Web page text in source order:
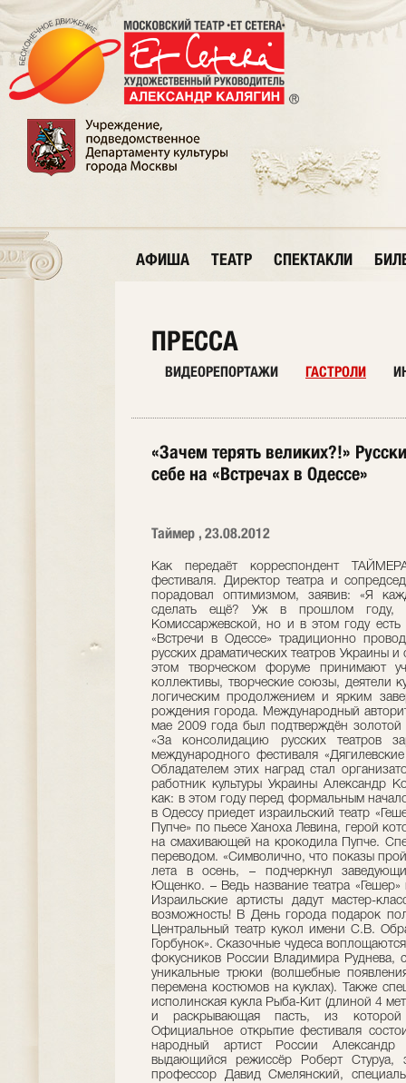
АФИША ТЕАТР СПЕКТАКЛИ
ПРЕССА
ВИДЕОРЕПОРТАЖИ ГАСТРОЛИ
«Зачем терять великих?!»
себе на «Встречах в Одессе»
Таймер , 23.08.2012
Как передаёт корреспондент
фестиваля. Директор театра и
порадовал оптимизмом, заявив: «Я
сделать ещё? Уж в прошлом году,
Комиссаржевской, но и в этом году
«Встречи в Одессе» традиционно
русских драматических театров Украины
этом творческом форуме принимают
коллективы, творческие союзы, деятели
логическим продолжением и ярким
рождения города. Международный
мае 2009 года был подтверждён
«За консолидацию русских театров
международного фестиваля
Обладателем этих наград стал
работник культуры Украины Александр
как: в этом году перед формальным
в Одессу приедет израильский театр
Пупче» по пьесе Ханоха Левина, герой
на смахивающей на крокодила Пупче.
переводом. «Символично, что показы
лета в осень, – подчеркнул
Ющенко. – Ведь название театра «Гешер»
Израильские артисты дадут мастер-
возможность! В День города подарок
Центральный театр кукол имени С.В.
Горбунок». Сказочные чудеса
фокусников России Владимира Руднева,
уникальные трюки (волшебные
перемена костюмов на куклах). Также
исполинская кукла Рыба-Кит (длиной 4
и раскрывающая пасть, из которой
Официальное открытие фестиваля
народный артист России
выдающийся режиссёр Роберт Стуруа,
профессор Давид Смелянский,